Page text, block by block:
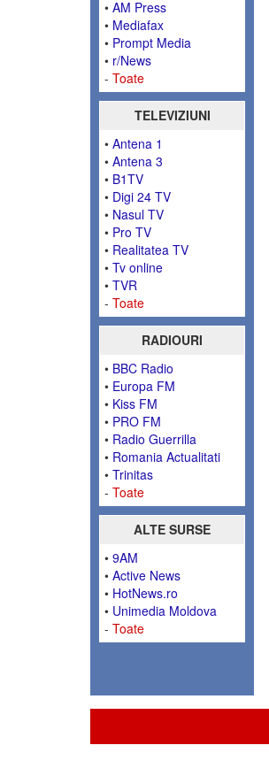
• AM Press
• Mediafax
• Prompt Media
• r/News
- Toate
TELEVIZIUNI
• Antena 1
• Antena 3
• B1TV
• Digi 24 TV
• Nasul TV
• Pro TV
• Realitatea TV
• Tv online
• TVR
- Toate
RADIOURI
• BBC Radio
• Europa FM
• Kiss FM
• PRO FM
• Radio Guerrilla
• Romania Actualitati
• Trinitas
- Toate
ALTE SURSE
• 9AM
• Active News
• HotNews.ro
• Unimedia Moldova
- Toate